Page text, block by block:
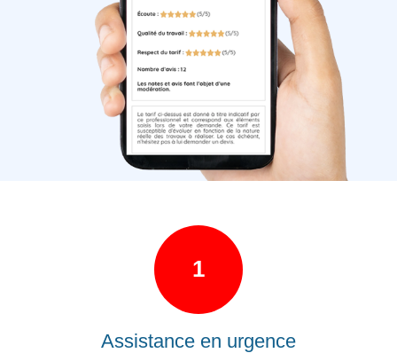
1
Assistance en urgence